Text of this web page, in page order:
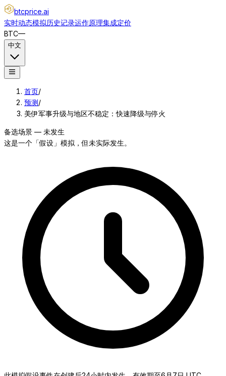
btcprice.ai
实时动态模拟历史记录运作原理集成定价
BTC—
中文
首页/
预测/
美伊军事升级与地区不稳定：快速降级与停火
备选场景 — 未发生
这是一个「假设」模拟，但未实际发生。